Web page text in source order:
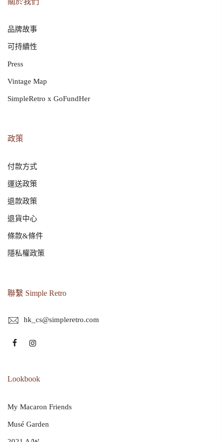
品牌故事
可持續性
Press
Vintage Map
SimpleRetro x GoFundHer
政策
付款方式
運送政策
退款政策
退貨中心
條款&條件
隱私權政策
聯繫 Simple Retro
hk_cs@simpleretro.com
Lookbook
My Macaron Friends
Musé Garden